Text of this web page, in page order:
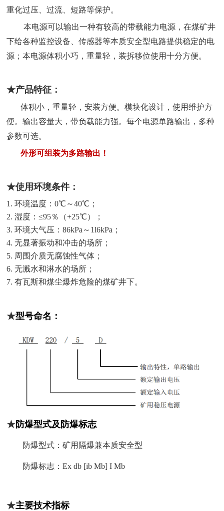
重化过压、过流、短路等保护。
本电源可以输出一种有较高的带载能力电源，在煤矿井
下给各种监控设备、传感器等本质安全型电路提供稳定的电
源；本电源体积小巧，重量轻，装拆移位使用十分方便。
★产品特征：
体积小，重量轻，安装方便。模块化设计，使用维护方
便。输出容量大，带负载能力强。每个电源单路输出，多种
参数可选。
外形可组装为多路输出！
★使用环境条件：
1. 环境温度：0℃～40℃；
2. 湿度：≤95％（+25℃）；
3. 环境大气压：86kPa～1l6kPa；
4. 无显著振动和冲击的场所；
5. 周围介质无腐蚀性气体；
6. 无溅水和淋水的场所；
7. 有瓦斯和煤尘爆炸危险的煤矿井下。
★型号命名：
★防爆型式及防爆标志
防爆型式：矿用隔爆兼本质安全型
防爆标志：Ex db [ib Mb] I Mb
★主要技术指标